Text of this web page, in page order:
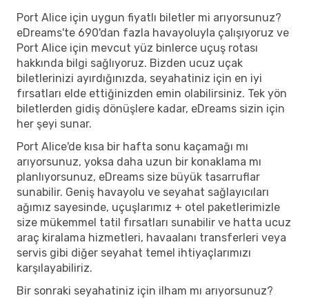
Port Alice için uygun fiyatlı biletler mi arıyorsunuz?
eDreams'te 690'dan fazla havayoluyla çalışıyoruz ve
Port Alice için mevcut yüz binlerce uçuş rotası
hakkında bilgi sağlıyoruz. Bizden ucuz uçak
biletlerinizi ayırdığınızda, seyahatiniz için en iyi
fırsatları elde ettiğinizden emin olabilirsiniz. Tek yön
biletlerden gidiş dönüşlere kadar, eDreams sizin için
her şeyi sunar.
Port Alice'de kısa bir hafta sonu kaçamağı mı
arıyorsunuz, yoksa daha uzun bir konaklama mı
planlıyorsunuz, eDreams size büyük tasarruflar
sunabilir. Geniş havayolu ve seyahat sağlayıcıları
ağımız sayesinde, uçuşlarımız + otel paketlerimizle
size mükemmel tatil fırsatları sunabilir ve hatta ucuz
araç kiralama hizmetleri, havaalanı transferleri veya
servis gibi diğer seyahat temel ihtiyaçlarımızı
karşılayabiliriz.
Bir sonraki seyahatiniz için ilham mı arıyorsunuz?